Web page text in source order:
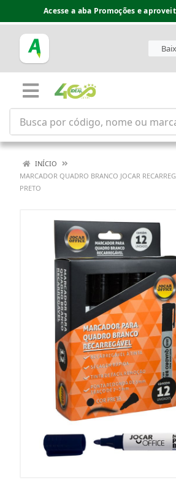
Acesse a aba Promoções e
INÍCIO
MARCADOR QUADRO BRANCO JOCAR
PRETO